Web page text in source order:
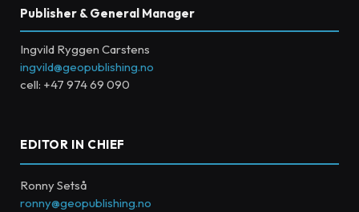
Publisher & General Manager
Ingvild Ryggen Carstens
ingvild@geopublishing.no
cell: +47 974 69 090
EDITOR IN CHIEF
Ronny Setså
ronny@geopublishing.no